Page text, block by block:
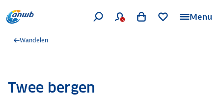
Menu
Wandelen
Twee bergen